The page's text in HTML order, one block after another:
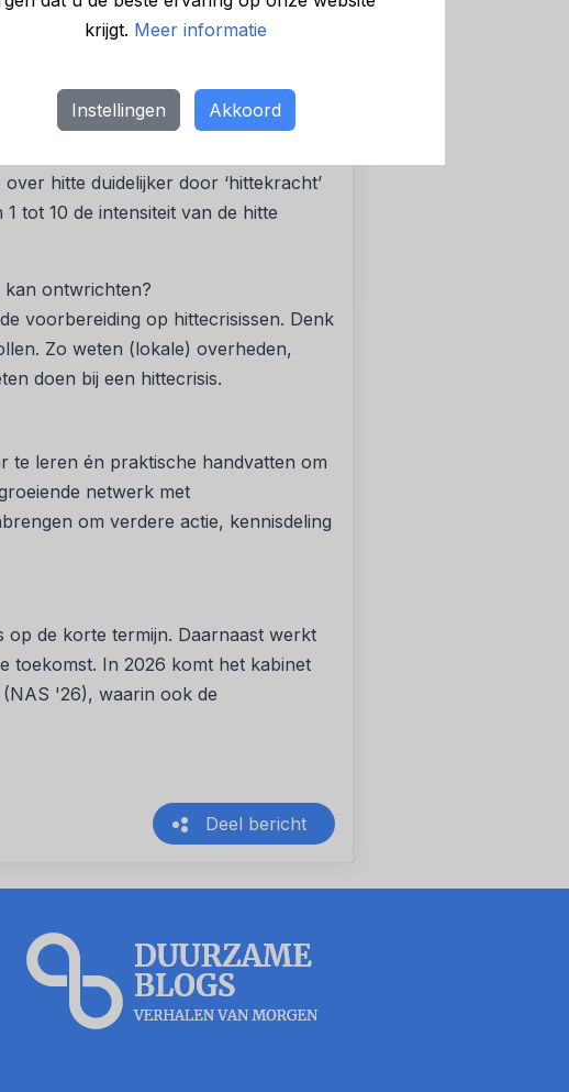
krijgt. Meer informatie
Instellingen Akkoord
en preventie van
met een hitteplan groeien van
en maatregelen bij
hitte duidelijker door ‘hittekracht’
tot 10 de intensiteit van de hitte
kan ontwrichten?
voorbereiding op hittecrisissen. Denk
Zo weten (lokale) overheden,
doen bij een hittecrisis.
te leren én praktische handvatten om
netwerk met
om verdere actie, kennisdeling
de korte termijn. Daarnaast werkt
toekomst. In 2026 komt het kabinet
(NAS '26), waarin ook de
Deel bericht